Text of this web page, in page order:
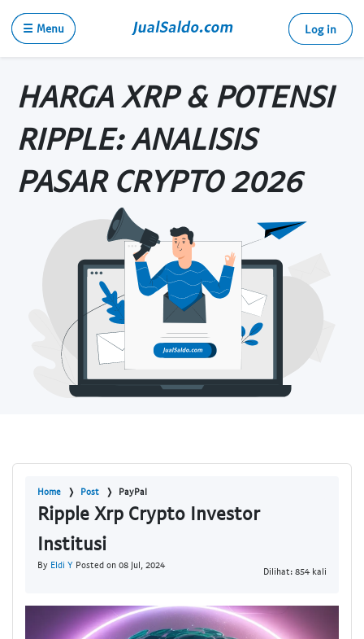
☰ Menu Log in
HARGA XRP & POTENSI
RIPPLE: ANALISIS
PASAR CRYPTO 2026
Home Post PayPal
Ripple Xrp Crypto Investor
Institusi
By Eldi Y Posted on 08 Jul, 2024
Dilihat: 854 kali